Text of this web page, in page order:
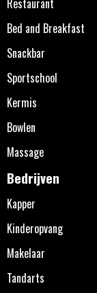
Restaurant
Bed and Breakfast
Snackbar
Sportschool
Kermis
Bowlen
Massage
Bedrijven
Kapper
Kinderopvang
Makelaar
Tandarts